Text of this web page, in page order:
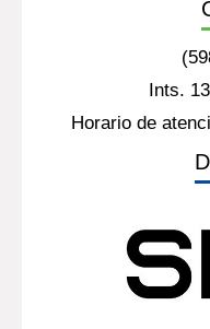
Ints.
Horario de